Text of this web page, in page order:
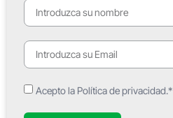
Acepto la Política de privacidad.*